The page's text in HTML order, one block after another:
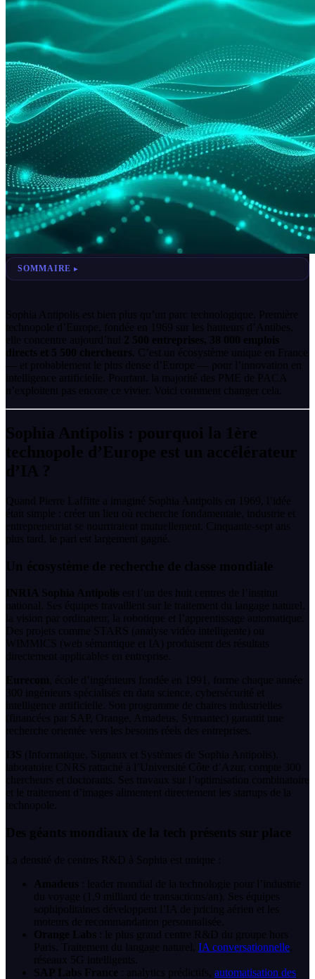
SOMMAIRE
Sophia Antipolis est bien plus qu’un parc technologique. Première
technopole d’Europe, fondée en 1969 sur les hauteurs d’Antibes,
elle concentre aujourd’hui 2 500 entreprises, 38 000 emplois
directs et 5 500 chercheurs . C’est un écosystème unique en France
— et probablement le plus dense d’Europe — pour l’innovation en
intelligence artificielle. Pourtant, la majorité des PME de PACA
n’exploitent pas encore ce vivier. Voici comment changer cela.
Sophia Antipolis : pourquoi la 1ère
technopole d’Europe est un accélérateur
d’IA ?
Quand Pierre Laffitte a imaginé Sophia Antipolis en 1969, l’idée
était simple : créer un lieu où recherche fondamentale, industrie et
entrepreneuriat se nourriraient mutuellement. Cinquante-sept ans
plus tard, le pari est largement gagné.
Un écosystème de recherche de classe mondiale
INRIA Sophia Antipolis est l’un des huit centres de l’institut
national. Ses équipes travaillent sur le traitement du langage naturel,
la vision par ordinateur, la robotique et l’apprentissage automatique.
Des projets comme STARS (analyse vidéo intelligente) ou
WIMMICS (web sémantique et IA) produisent des résultats
directement applicables en entreprise.
Eurecom , école d’ingénieurs fondée en 1991, forme chaque année
300 ingénieurs spécialisés en data science, cybersécurité et
intelligence artificielle. Son programme de chaires industrielles
(financées par SAP, Orange, Amadeus, Symantec) garantit une
recherche orientée vers les besoins réels des entreprises.
I3S (Informatique, Signaux et Systèmes de Sophia Antipolis),
laboratoire CNRS rattaché à l’Université Côte d’Azur, compte 300
chercheurs et doctorants. Ses travaux sur l’optimisation combinatoire
et le traitement d’images alimentent directement les startups de la
technopole.
Des géants mondiaux de la tech présents sur place
La densité de centres R&D à Sophia est unique :
Amadeus : leader mondial de la technologie pour l’industrie
du voyage (1,9 milliard de transactions/an). Ses équipes
sophipolitaines développent l’IA de pricing aérien et les
moteurs de recommandation personnalisée.
Orange Labs : le plus grand centre R&D du groupe hors
Paris. Traitement du langage naturel, IA conversationnelle
réseaux 5G intelligents.
SAP Labs France : analytics prédictifs, automatisation des